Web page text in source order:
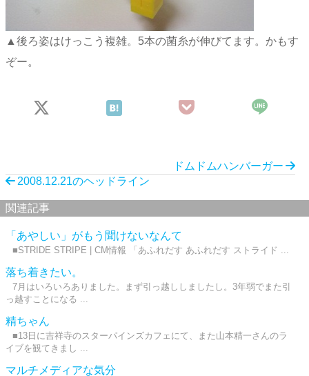
▲後ろ姿はけっこう複雑。5本の菌糸が伸びてます。かもす
ぞー。
ドムドムハンバーガー
2008.12.21のヘッドライン
関連記事
「あやしい」がもう聞けないなんて
■STRIDE STRIPE | CM情報 「あふれだす あふれだす ストライド ...
落ち着きたい。
7月はいろいろありました。まず引っ越ししましたし。3年弱でまた引
っ越すことになる ...
精ちゃん
■13日に吉祥寺のスターパインズカフェにて、また山本精一さんのラ
イブを観てきまし ...
マルチメディアな気分